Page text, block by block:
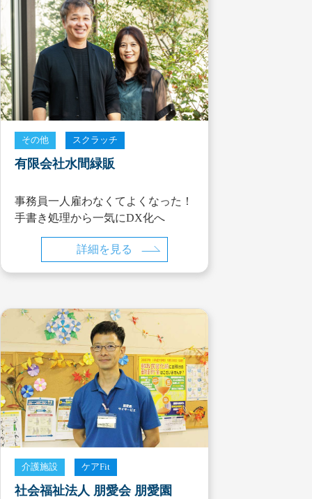
その他 スクラッチ
有限会社水間緑販
事務員一人雇わなくてよくなった！
手書き処理から一気にDX化へ
詳細を見る
介護施設 ケアFit
社会福祉法人 朋愛会 朋愛園